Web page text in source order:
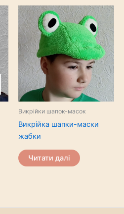
Викрійки шапок-масок
Викрійка шапки-маски
жабки
Читати далі